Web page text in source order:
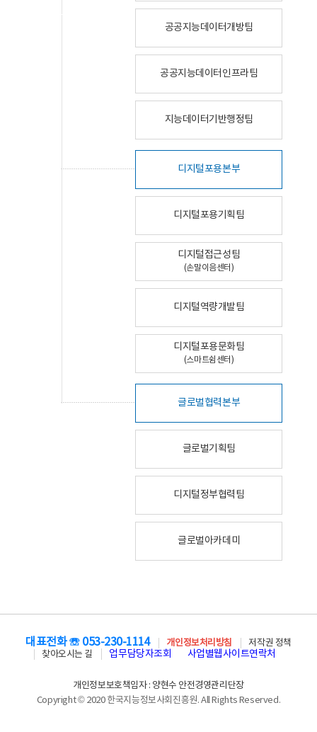
공공지능데이터개방팀
공공지능데이터인프라팀
지능데이터기반행정팀
디지털포용본부
디지털포용기획팀
디지털접근성팀
(손말이음센터)
디지털역량개발팀
디지털포용문화팀
(스마트쉼센터)
글로벌협력본부
글로벌기획팀
디지털정부협력팀
글로벌아카데미
대표전화 ☏ 053-230-1114 개인정보처리방침
저작권 정책
찾아오시는 길
업무담당자조회 사업별웹사이트연락처
개인정보보호책임자 : 양현수 안전경영관리단장
Copyright © 2020 한국지능정보사회진흥원. All Rights Reserved.